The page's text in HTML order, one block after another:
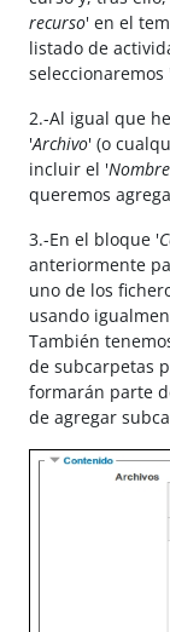
recurso' en el
listado de
seleccionaremos
2.-Al igual que
'Archivo' (o
incluir el 'Nombre
queremos
3.-En el bloque '
anteriormente
uno de los
usando
También
de subcarpetas
formarán parte
de agregar